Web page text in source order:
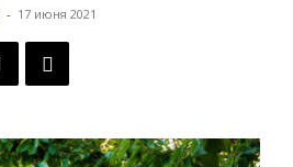
- 17 июня 2021